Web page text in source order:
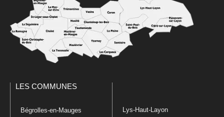
LES COMMUNES
Bégrolles-en-Mauges Lys-Haut-Layon